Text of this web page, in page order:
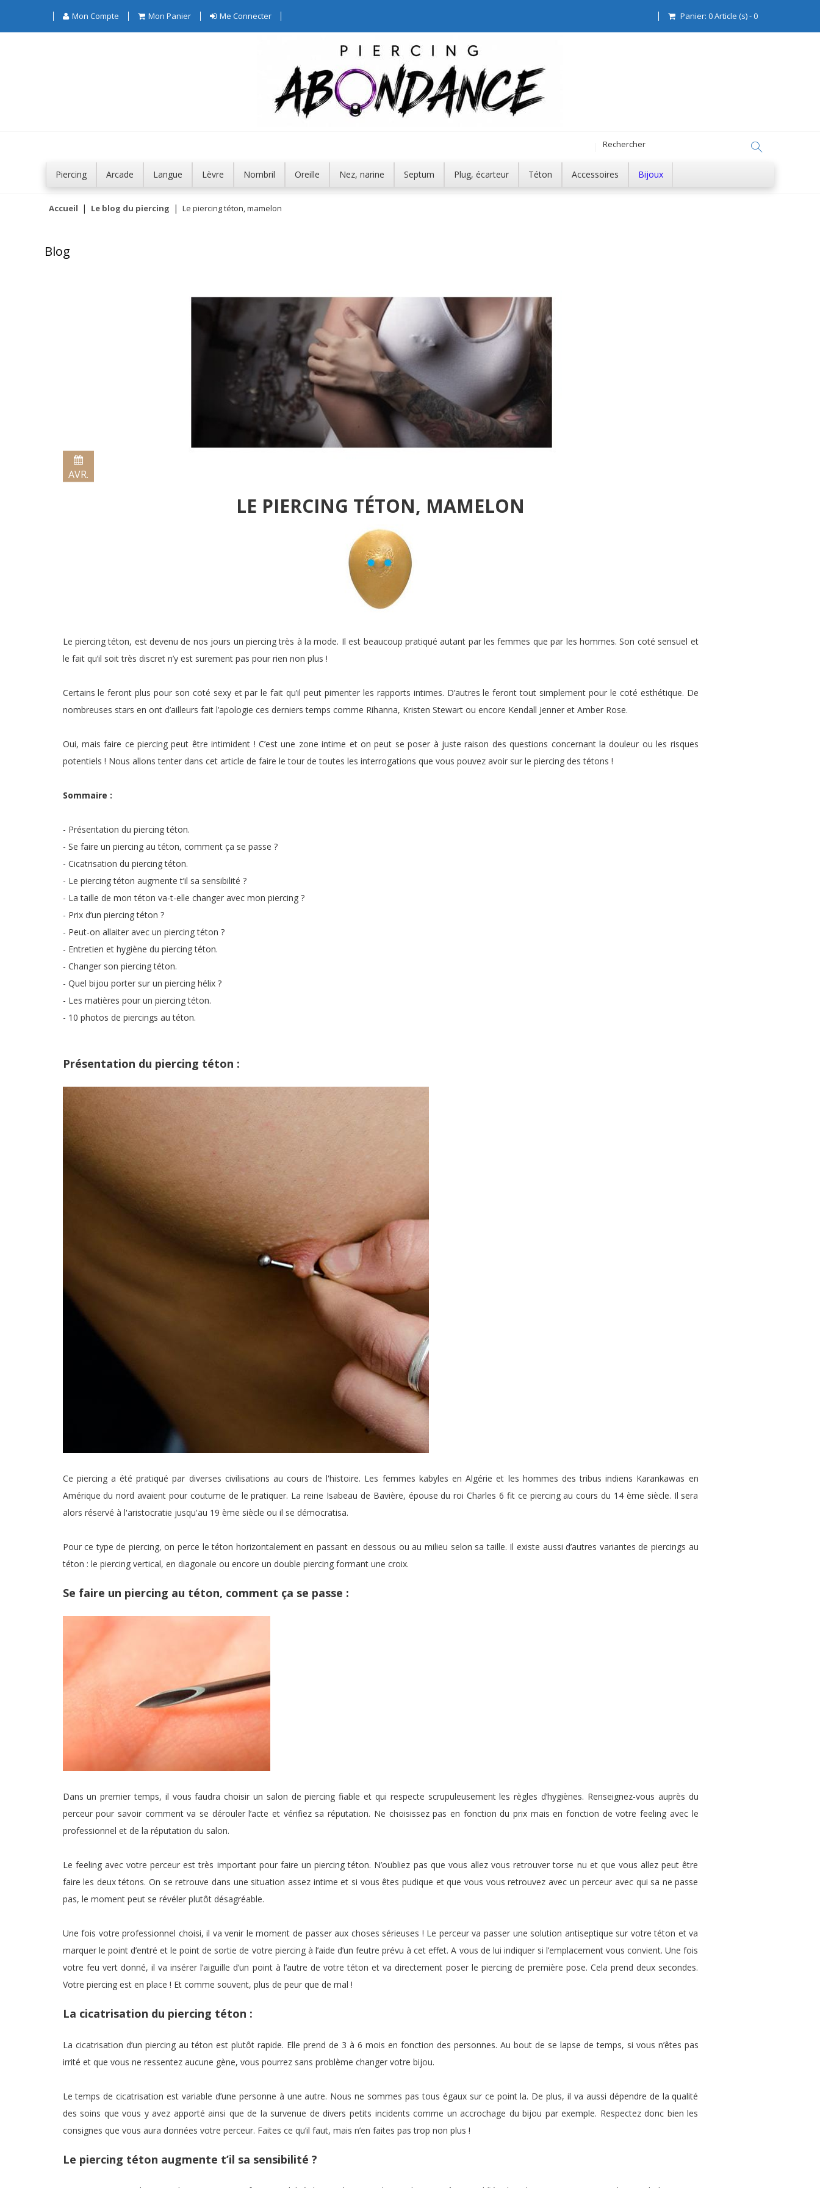
Mon Compte Mon Panier Me Connecter Panier: 0Article (s)-0
Piercing Arcade Langue Lèvre Nombril Oreille Nez, narine Septum Plug, écarteur Téton Accessoires Bijoux
Accueil Le blog du piercing Le piercing téton, mamelon
Blog
AVR.
LE PIERCING TÉTON, MAMELON
Le piercing téton, est devenu de nos jours un piercing très à la mode. Il est beaucoup pratiqué autant par les femmes que par les hommes. Son coté sensuel et
le fait qu’il soit très discret n’y est surement pas pour rien non plus !
Certains le feront plus pour son coté sexy et par le fait qu’il peut pimenter les rapports intimes. D’autres le feront tout simplement pour le coté esthétique. De
nombreuses stars en ont d’ailleurs fait l’apologie ces derniers temps comme Rihanna, Kristen Stewart ou encore Kendall Jenner et Amber Rose.
Oui, mais faire ce piercing peut être intimident ! C’est une zone intime et on peut se poser à juste raison des questions concernant la douleur ou les risques
potentiels ! Nous allons tenter dans cet article de faire le tour de toutes les interrogations que vous pouvez avoir sur le piercing des tétons !
Sommaire :
- Présentation du piercing téton.
- Se faire un piercing au téton, comment ça se passe ?
- Cicatrisation du piercing téton.
- Le piercing téton augmente t’il sa sensibilité ?
- La taille de mon téton va-t-elle changer avec mon piercing ?
- Prix d’un piercing téton ?
- Peut-on allaiter avec un piercing téton ?
- Entretien et hygiène du piercing téton.
- Changer son piercing téton.
- Quel bijou porter sur un piercing hélix ?
- Les matières pour un piercing téton.
- 10 photos de piercings au téton.
Présentation du piercing téton :
Ce piercing a été pratiqué par diverses civilisations au cours de l'histoire. Les femmes kabyles en Algérie et les hommes des tribus indiens Karankawas en
Amérique du nord avaient pour coutume de le pratiquer. La reine Isabeau de Bavière, épouse du roi Charles 6 fit ce piercing au cours du 14 ème siècle. Il sera
alors réservé à l'aristocratie jusqu'au 19 ème siècle ou il se démocratisa.
Pour ce type de piercing, on perce le téton horizontalement en passant en dessous ou au milieu selon sa taille. Il existe aussi d’autres variantes de piercings au
téton : le piercing vertical, en diagonale ou encore un double piercing formant une croix.
Se faire un piercing au téton, comment ça se passe :
Dans un premier temps, il vous faudra choisir un salon de piercing fiable et qui respecte scrupuleusement les règles d’hygiènes. Renseignez-vous auprès du
perceur pour savoir comment va se dérouler l’acte et vérifiez sa réputation. Ne choisissez pas en fonction du prix mais en fonction de votre feeling avec le
professionnel et de la réputation du salon.
Le feeling avec votre perceur est très important pour faire un piercing téton. N’oubliez pas que vous allez vous retrouver torse nu et que vous allez peut être
faire les deux tétons. On se retrouve dans une situation assez intime et si vous êtes pudique et que vous vous retrouvez avec un perceur avec qui sa ne passe
pas, le moment peut se révéler plutôt désagréable.
Une fois votre professionnel choisi, il va venir le moment de passer aux choses sérieuses ! Le perceur va passer une solution antiseptique sur votre téton et va
marquer le point d’entré et le point de sortie de votre piercing à l’aide d’un feutre prévu à cet effet. A vous de lui indiquer si l’emplacement vous convient. Une fois
votre feu vert donné, il va insérer l’aiguille d’un point à l’autre de votre téton et va directement poser le piercing de première pose. Cela prend deux secondes.
Votre piercing est en place ! Et comme souvent, plus de peur que de mal !
La cicatrisation du piercing téton :
La cicatrisation d’un piercing au téton est plutôt rapide. Elle prend de 3 à 6 mois en fonction des personnes. Au bout de se lapse de temps, si vous n’êtes pas
irrité et que vous ne ressentez aucune gène, vous pourrez sans problème changer votre bijou.
Le temps de cicatrisation est variable d’une personne à une autre. Nous ne sommes pas tous égaux sur ce point la. De plus, il va aussi dépendre de la qualité
des soins que vous y avez apporté ainsi que de la survenue de divers petits incidents comme un accrochage du bijou par exemple. Respectez donc bien les
consignes que vous aura données votre perceur. Faites ce qu’il faut, mais n’en faites pas trop non plus !
Le piercing téton augmente t’il sa sensibilité ?